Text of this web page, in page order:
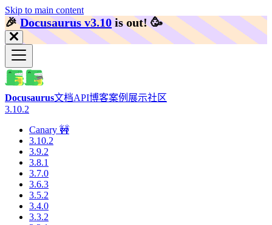
Skip to main content
🎉️Docusaurus v3.10 is out! 🥳️
Docusaurus文档API博客案例展示社区
3.10.2
Canary 🚧
3.10.2
3.9.2
3.8.1
3.7.0
3.6.3
3.5.2
3.4.0
3.3.2